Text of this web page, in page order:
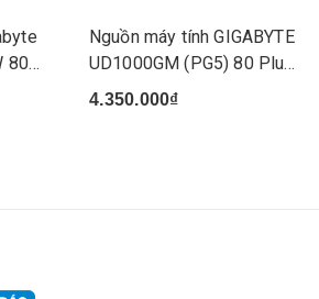
80
Nguồn máy tính GIGABYTE
UD1000GM (PG5) 80 Plus
...
4.350.000₫